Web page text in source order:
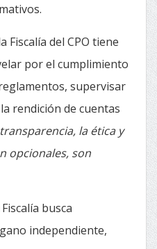
Fiscalía del CPO tiene
por el cumplimiento
supervisar
rendición de cuentas
la ética y
opcionales, son
busca
independiente,